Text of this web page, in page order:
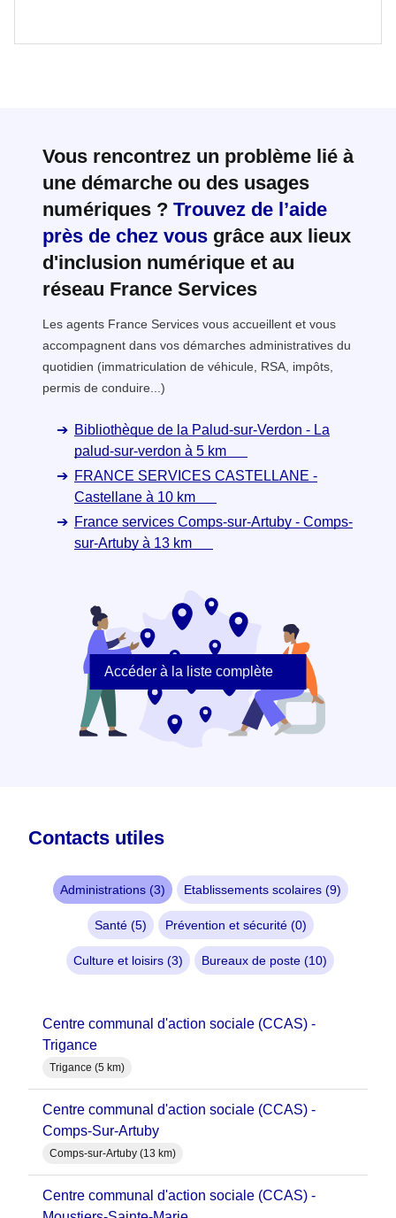
Vous rencontrez un problème lié à
une démarche ou des usages
numériques ? Trouvez de l’aide
près de chez vous grâce aux lieux
d'inclusion numérique et au
réseau France Services
Les agents France Services vous accueillent et vous
accompagnent dans vos démarches administratives du
quotidien (immatriculation de véhicule, RSA, impôts,
permis de conduire...)
Bibliothèque de la Palud-sur-Verdon - La
palud-sur-verdon à 5 km
FRANCE SERVICES CASTELLANE -
Castellane à 10 km
France services Comps-sur-Artuby - Comps-
sur-Artuby à 13 km
Accéder à la liste complète
Contacts utiles
Administrations (3) Etablissements scolaires (9)
Santé (5) Prévention et sécurité (0)
Culture et loisirs (3) Bureaux de poste (10)
Centre communal d'action sociale (CCAS) -
Trigance
Trigance (5 km)
Centre communal d'action sociale (CCAS) -
Comps-Sur-Artuby
Comps-sur-Artuby (13 km)
Centre communal d'action sociale (CCAS) -